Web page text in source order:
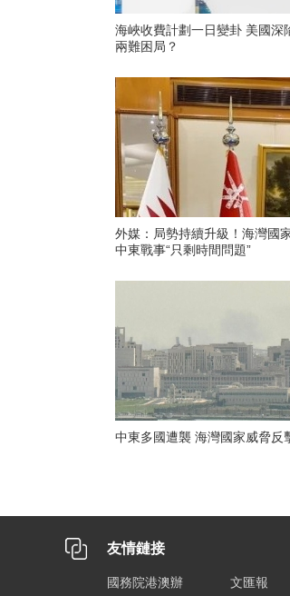
海峽收費計劃一日變卦 美國深
兩難困局？
外媒：局勢持續升級！海灣國
中東戰事“只剩時間問題”
中東多國遭襲 海灣國家威脅反
友情鏈接
國務院港澳辦 文匯報